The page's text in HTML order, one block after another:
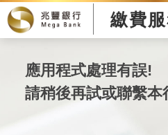
繳費
應用程式處理有誤!
請稍後再試或聯繫本